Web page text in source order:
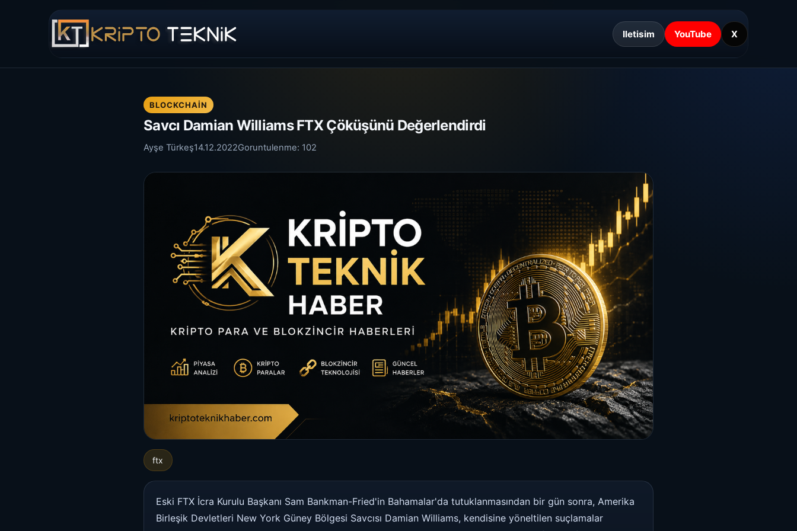
Iletisim YouTube X
BLOCKCHAIN
Savcı Damian Williams FTX Çöküşünü Değerlendirdi
Ayşe Türkeş14.12.2022Goruntulenme: 102
ftx
Eski FTX İcra Kurulu Başkanı Sam Bankman-Fried'in Bahamalar'da tutuklanmasından bir gün sonra, Amerika
Birleşik Devletleri New York Güney Bölgesi Savcısı Damian Williams, kendisine yöneltilen suçlamalar